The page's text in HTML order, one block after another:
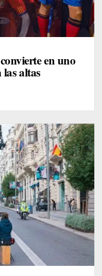
en uno
altas